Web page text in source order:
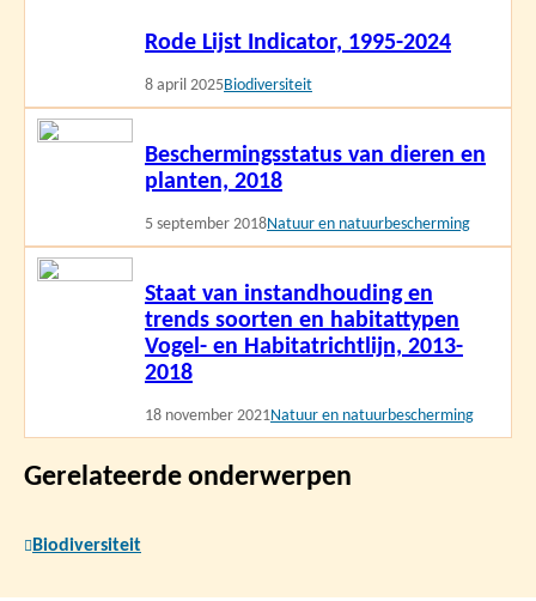
Rode Lijst Indicator, 1995-2024
8 april 2025Biodiversiteit
Beschermingsstatus van dieren en
planten, 2018
5 september 2018Natuur en natuurbescherming
Lees
Staat van instandhouding en
trends soorten en habitattypen
Vogel- en Habitatrichtlijn, 2013-
2018
18 november 2021Natuur en natuurbescherming
Lees
Gerelateerde onderwerpen
Biodiversiteit